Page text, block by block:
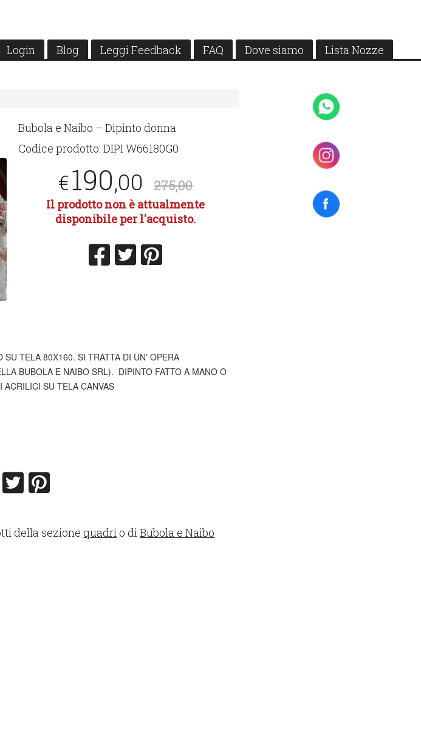
Login Blog Leggi Feedback FAQ Dove siamo Lista Nozze
Bubola e Naibo – Dipinto donna
Codice prodotto:DIPI W66180G0
€190,00 275,00
Il prodotto non è attualmente
disponibile per l'acquisto.
TELA 80X160. SI TRATTA DI UN' OPERA
BUBOLA E NAIBO SRL). DIPINTO FATTO A MANO O
SU TELA CANVAS
della sezione quadri o diBubola e Naibo